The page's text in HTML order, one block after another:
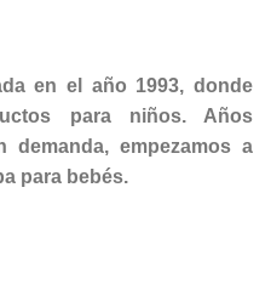
en el año 1993, donde
para niños. Años
empezamos a
para bebés.